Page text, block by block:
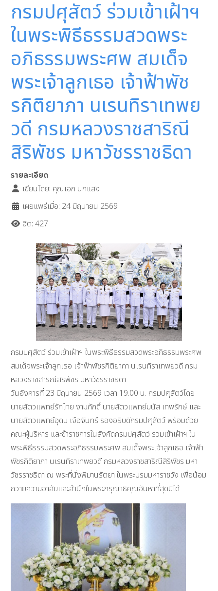
กรมปศุสัตว์ ร่วมเข้าเฝ้าฯ
ในพระพิธีธรรมสวดพระ
อภิธรรมพระศพ สมเด็จ
พระเจ้าลูกเธอ เจ้าฟ้าพัช
รกิติยาภา นเรนทิราเทพย
วดี กรมหลวงราชสาริณี
สิริพัชร มหาวัชรราชธิดา
รายละเอียด
เขียนโดย: คุณเอก นกแสง
เผยแพร่เมื่อ: 24 มิถุนายน 2569
ฮิต: 427
กรมปศุสัตว์ ร่วมเข้าเฝ้าฯ ในพระพิธีธรรมสวดพระอภิธรรมพระศพ
สมเด็จพระเจ้าลูกเธอ เจ้าฟ้าพัชรกิติยาภา นเรนทิราเทพยวดี กรม
หลวงราชสาริณีสิริพัชร มหาวัชรราชธิดา
วันอังคารที่ 23 มิถุนายน 2569 เวลา 19.00 น. กรมปศุสัตว์โดย
นายสัตวแพทย์รักไทย งามภักดิ์ นายสัตวแพทย์มนัส เทพรักษ์ และ
นายสัตวแพทย์อุดม เจือจันทร์ รองอธิบดีกรมปศุสัตว์ พร้อมด้วย
คณะผู้บริหาร และข้าราชการในสังกัดกรมปศุสัตว์ ร่วมเข้าเฝ้าฯ ใน
พระพิธีธรรมสวดพระอภิธรรมพระศพ สมเด็จพระเจ้าลูกเธอ เจ้าฟ้า
พัชรกิติยาภา นเรนทิราเทพยวดี กรมหลวงราชสาริณีสิริพัชร มหา
วัชรราชธิดา ณ พระที่นั่งพิมานรัตยา ในพระบรมมหาราชวัง เพื่อน้อม
ถวายความอาลัยและสำนึกในพระกรุณาธิคุณอันหาที่สุดมิได้